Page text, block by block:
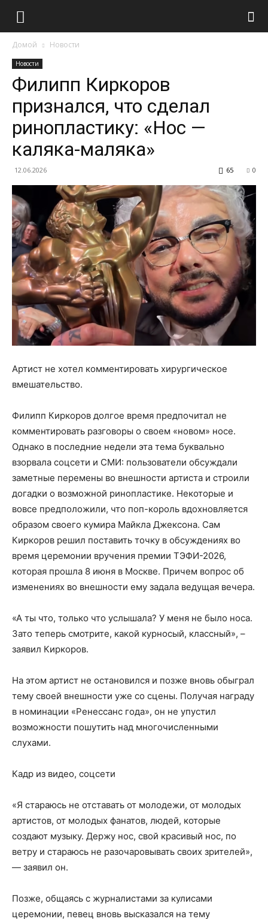
Домой Новости
Новости
Филипп Киркоров
признался, что сделал
ринопластику: «Нос —
каляка-маляка»
12.06.2026 0
65
Артист не хотел комментировать хирургическое
вмешательство.
Филипп Киркоров долгое время предпочитал не
комментировать разговоры о своем «новом» носе.
Однако в последние недели эта тема буквально
взорвала соцсети и СМИ: пользователи обсуждали
заметные перемены во внешности артиста и строили
догадки о возможной ринопластике. Некоторые и
вовсе предположили, что поп-король вдохновляется
образом своего кумира Майкла Джексона. Сам
Киркоров решил поставить точку в обсуждениях во
время церемонии вручения премии ТЭФИ-2026,
которая прошла 8 июня в Москве. Причем вопрос об
изменениях во внешности ему задала ведущая вечера.
«А ты что, только что услышала? У меня не было носа.
Зато теперь смотрите, какой курносый, классный», –
заявил Киркоров.
На этом артист не остановился и позже вновь обыграл
тему своей внешности уже со сцены. Получая награду
в номинации «Ренессанс года», он не упустил
возможности пошутить над многочисленными
слухами.
Кадр из видео, соцсети
«Я стараюсь не отставать от молодежи, от молодых
артистов, от молодых фанатов, людей, которые
создают музыку. Держу нос, свой красивый нос, по
ветру и стараюсь не разочаровывать своих зрителей»,
— заявил он.
Позже, общаясь с журналистами за кулисами
церемонии, певец вновь высказался на тему